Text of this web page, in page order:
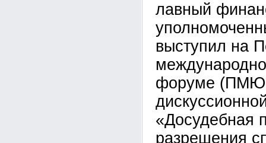
лавный
выступил на
форуме
«Досудебная
разрешения